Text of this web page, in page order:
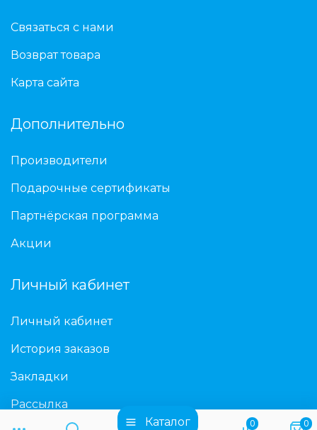
Каталог 0 0
Связаться с нами
Возврат товара
Карта сайта
Дополнительно
Производители
Подарочные сертификаты
Партнёрская программа
Акции
Личный кабинет
Личный кабинет
История заказов
Закладки
Рассылка